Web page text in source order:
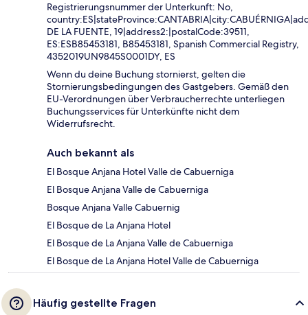
Registrierungsnummer der Unterkunft: No,
DE LA FUENTE, 19|address2:|postalCode:39511,
ES:ESB85453181, B85453181, Spanish Commercial Registry,
4352019UN9845S0001DY, ES
Wenn du deine Buchung stornierst, gelten die
Stornierungsbedingungen des Gastgebers. Gemäß den
EU-Verordnungen über Verbraucherrechte unterliegen
Buchungsservices für Unterkünfte nicht dem
Widerrufsrecht.
Auch bekannt als
El Bosque Anjana Hotel Valle de Cabuerniga
El Bosque Anjana Valle de Cabuerniga
Bosque Anjana Valle Cabuernig
El Bosque de La Anjana Hotel
El Bosque de La Anjana Valle de Cabuerniga
El Bosque de La Anjana Hotel Valle de Cabuerniga
Häufig gestellte Fragen